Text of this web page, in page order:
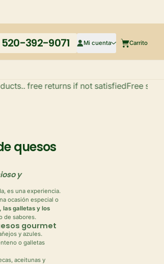
392-9071 Mi cuenta
Mi cuenta Carrito
Carrito
free returns if not satisfiedFree
quesos
y
es una experiencia.
ocasión especial o
las galletas y los
de sabores.
gourmet
y azules.
o galletas
aceitunas y